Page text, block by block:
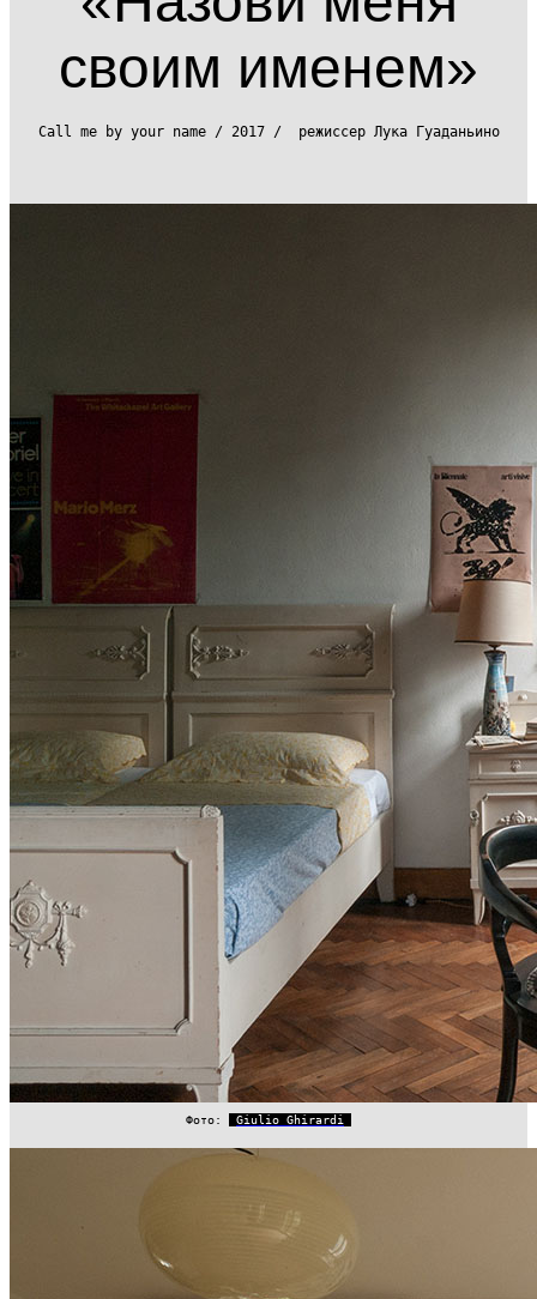
своим именем»
Call me by your name / 2017 / режиссер Лука Гуаданьино
Фото: Giulio Ghirardi